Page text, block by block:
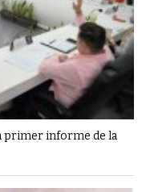
primer informe de la